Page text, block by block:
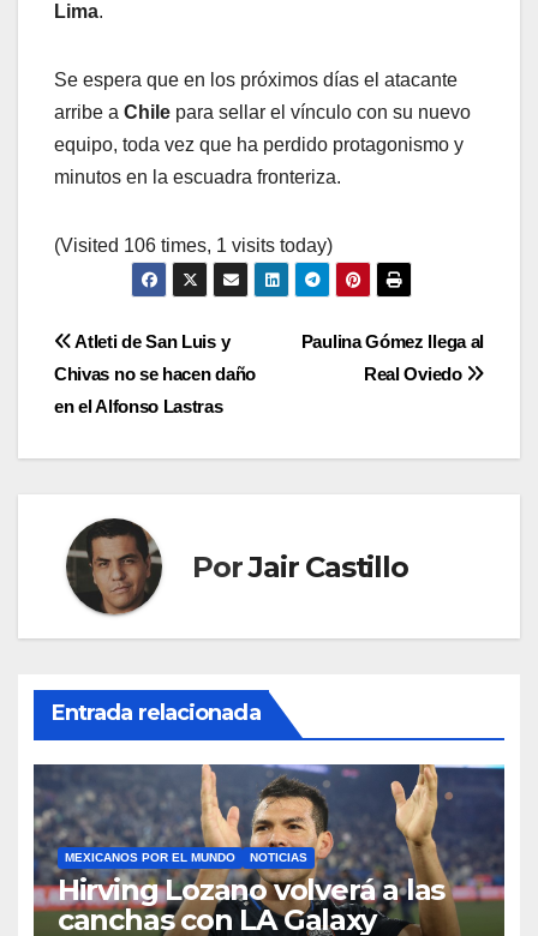
Lima.
Se espera que en los próximos días el atacante
arribe a Chile para sellar el vínculo con su nuevo
equipo, toda vez que ha perdido protagonismo y
minutos en la escuadra fronteriza.
(Visited 106 times, 1 visits today)
Navegación
de
entradas
Paulina Gómez llega al
Real Oviedo
Atleti de San Luis y
Chivas no se hacen daño
en el Alfonso Lastras
PorJair Castillo
Entrada relacionada
MEXICANOS POR EL MUNDO NOTICIAS
Hirving Lozano volverá a las
canchas con LA Galaxy